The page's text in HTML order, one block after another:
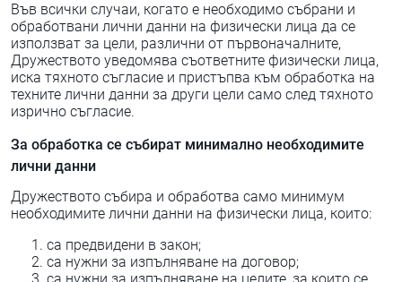
Във всички случаи, когато е необходимо събрани и
обработвани лични данни на физически лица да се
използват за цели, различни от първоначалните,
Дружеството уведомява съответните физически лица,
иска тяхното съгласие и пристъпва към обработка на
техните лични данни за други цели само след тяхното
изрично съгласие.
За обработка се събират минимално необходимите
лични данни
Дружеството събира и обработва само минимум
необходимите лични данни на физически лица, които:
са предвидени в закон;
са нужни за изпълняване на договор;